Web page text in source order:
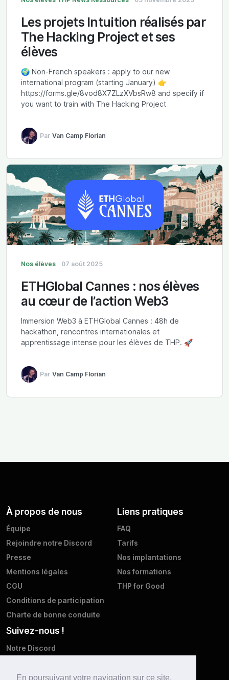
En poursuivant votre navigation sur ce site,
Les projets Intuition réalisés par
The Hacking Project et ses
élèves
🌍 Non-French speakers : apply to our new
international program (starting January) 👉
https://forms.gle/8vod8X7ZLzXVbsRw8 and specify if
you want to train with The Hacking Project
Par Van Camp Florian
Nos élèves 07 août 2025
ETHGlobal Cannes : nos élèves
au cœur de l’action Web3
Immersion Web3 à ETHGlobal Cannes : 48h de
hackathon, rencontres internationales et
apprentissage intense pour les élèves de THP. 🚀
Par Van Camp Florian
À propos de nous
Équipe
Rejoindre notre Discord
Presse
Mentions légales
CGU
Conditions de participation
Charte de bonne conduite
Liens pratiques
FAQ
Tarifs
Nos implantations
Nos formations
THP for Good
Suivez-nous !
Notre Discord
Facebook